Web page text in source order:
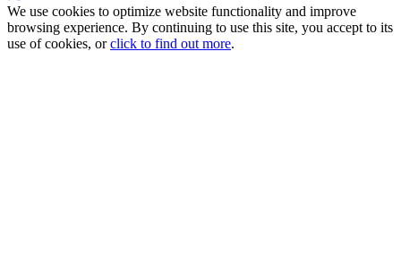
We use cookies to optimize website functionality and improve
browsing experience. By continuing to use this site, you accept to its
use of cookies, orclick to find out more.